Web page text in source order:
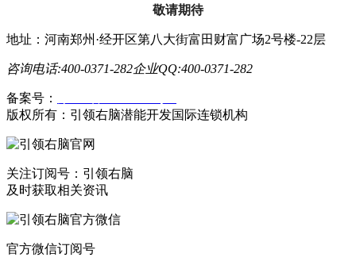
敬请期待
地址：河南郑州·经开区第八大街富田财富广场2号楼-22层
咨询电话:400-0371-282企业QQ:400-0371-282
备案号：
版权所有：引领右脑潜能开发国际连锁机构
关注订阅号：引领右脑
及时获取相关资讯
官方微信订阅号